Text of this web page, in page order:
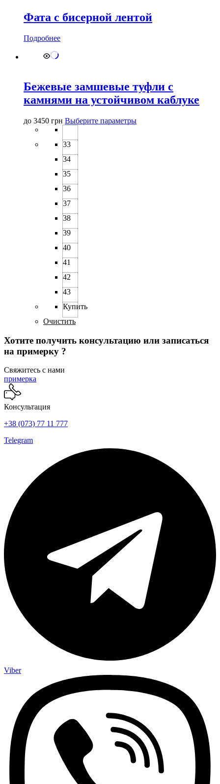
Фата с бисерной лентой
Подробнее
Бежевые замшевые туфли с
камнями на устойчивом каблуке
до 3450 грн Выберите параметрыЭтот
33
34
35
36
37
38
39
40
41
42
43
Купить
Очистить
Хотите получить консультацию или записаться
на примерку ?
Свяжитесь с нами
примерка
Консультация
+38 (073) 77 11 777
Telegram
Viber